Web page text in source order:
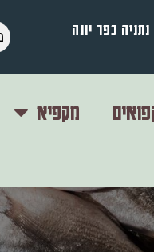
כפר יונה
מקפיא